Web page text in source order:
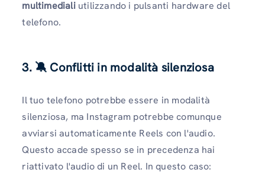
multimedialiutilizzando i pulsanti hardware del
telefono.
3. 🔕 Conflitti in modalità silenziosa
Il tuo telefono potrebbe essere in modalità
silenziosa, ma Instagram potrebbe comunque
avviarsi automaticamente Reels con l'audio.
Questo accade spesso se in precedenza hai
riattivato l'audio di un Reel. In questo caso: